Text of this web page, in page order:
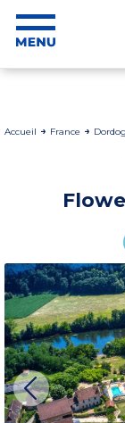
Accueil France